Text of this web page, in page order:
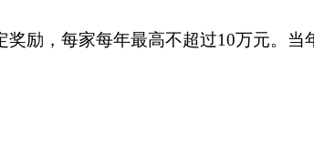
励，每家每年最高不超过10万元。当